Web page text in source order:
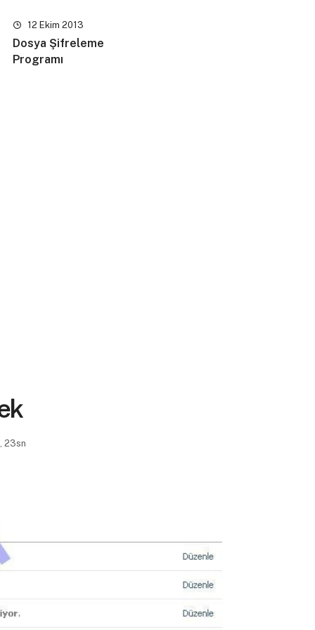
12 Ekim 2013
Dosya Şifreleme
Programı
23sn